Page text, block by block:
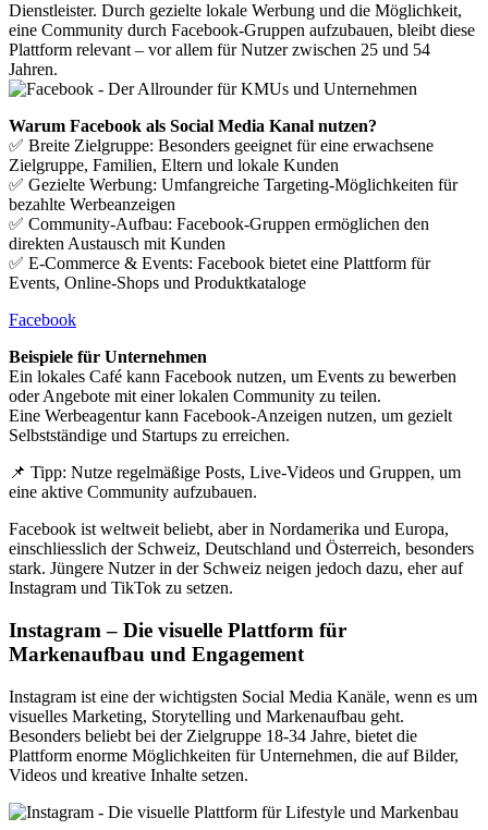
Dienstleister. Durch gezielte lokale Werbung und die Möglichkeit,
eine Community durch Facebook-Gruppen aufzubauen, bleibt diese
Plattform relevant – vor allem für Nutzer zwischen 25 und 54
Jahren.
Warum Facebook als Social Media Kanal nutzen?
✅ Breite Zielgruppe: Besonders geeignet für eine erwachsene
Zielgruppe, Familien, Eltern und lokale Kunden
✅ Gezielte Werbung: Umfangreiche Targeting-Möglichkeiten für
bezahlte Werbeanzeigen
✅ Community-Aufbau: Facebook-Gruppen ermöglichen den
direkten Austausch mit Kunden
✅ E-Commerce & Events: Facebook bietet eine Plattform für
Events, Online-Shops und Produktkataloge
Facebook
Beispiele für Unternehmen
Ein lokales Café kann Facebook nutzen, um Events zu bewerben
oder Angebote mit einer lokalen Community zu teilen.
Eine Werbeagentur kann Facebook-Anzeigen nutzen, um gezielt
Selbstständige und Startups zu erreichen.
📌 Tipp: Nutze regelmäßige Posts, Live-Videos und Gruppen, um
eine aktive Community aufzubauen.
Facebook ist weltweit beliebt, aber in Nordamerika und Europa,
einschliesslich der Schweiz, Deutschland und Österreich, besonders
stark. Jüngere Nutzer in der Schweiz neigen jedoch dazu, eher auf
Instagram und TikTok zu setzen.
Instagram – Die visuelle Plattform für
Markenaufbau und Engagement
Instagram ist eine der wichtigsten Social Media Kanäle, wenn es um
visuelles Marketing, Storytelling und Markenaufbau geht.
Besonders beliebt bei der Zielgruppe 18-34 Jahre, bietet die
Plattform enorme Möglichkeiten für Unternehmen, die auf Bilder,
Videos und kreative Inhalte setzen.